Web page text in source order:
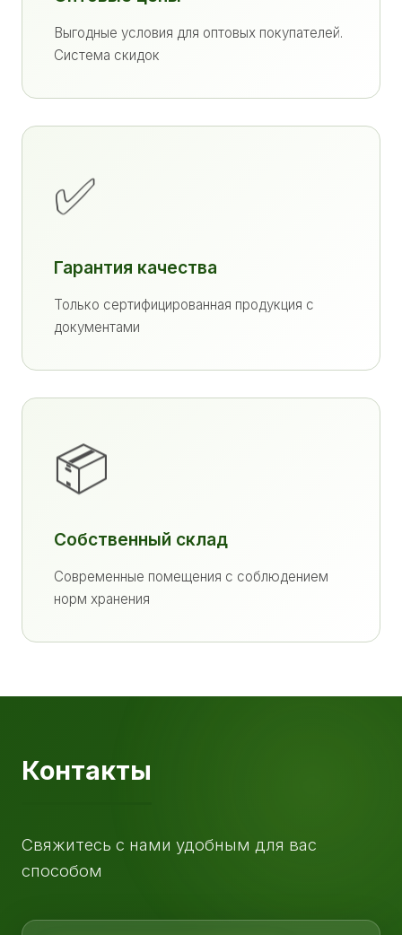
Выгодные условия для оптовых покупателей.
Система скидок
✅
Гарантия качества
Только сертифицированная продукция с
документами
📦
Собственный склад
Современные помещения с соблюдением
норм хранения
Контакты
Свяжитесь с нами удобным для вас
способом